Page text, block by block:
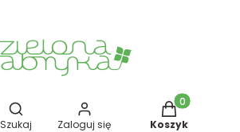
Otwórz wyszukiwarkę
Szukaj Zaloguj się
Produkty w
Koszyk